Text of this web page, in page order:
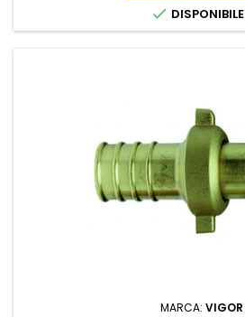
 DISPONIBILE
MARCA: VIGOR